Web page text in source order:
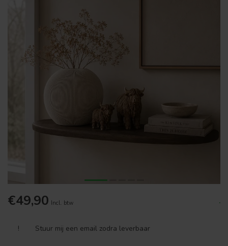
€49,90 Incl. btw .
! Stuur mij een email zodra leverbaar